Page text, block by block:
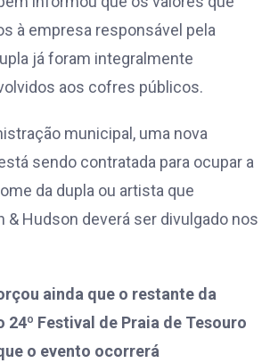
à empresa responsável pela
já foram integralmente
aos cofres públicos.
municipal, uma nova
sendo contratada para ocupar a
da dupla ou artista que
& Hudson deverá ser divulgado nos
ainda que o restante da
Festival de Praia de Tesouro
o evento ocorrerá